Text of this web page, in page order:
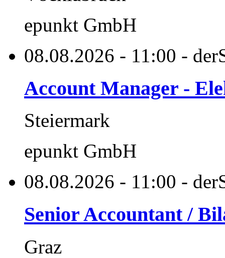
epunkt GmbH
08.08.2026 - 11:00 -
Account Manager -
Steiermark
epunkt GmbH
08.08.2026 - 11:00 -
Senior Accountant /
Graz